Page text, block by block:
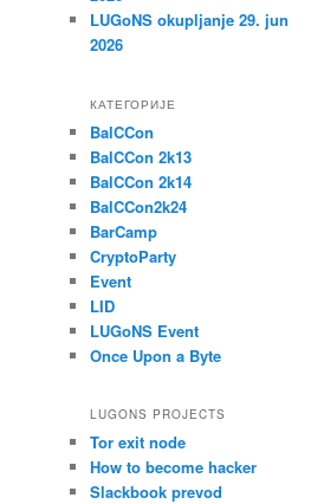
LUGoNS okupljanje 29. jun
2026
КАТЕГОРИЈЕ
BalCCon
BalCCon 2k13
BalCCon 2k14
BalCCon2k24
BarCamp
CryptoParty
Event
LID
LUGoNS Event
Once Upon a Byte
LUGONS PROJECTS
Tor exit node
How to become hacker
Slackbook prevod